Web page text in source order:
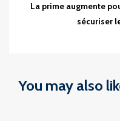
La prime augmente
sécuriser
You may also